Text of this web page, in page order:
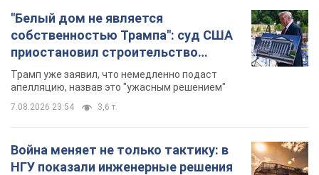
"Белый дом не является
собственностью Трампа": суд США
приостановил строительство
бального зала стоимостью 400 млн
долларов
Трамп уже заявил, что немедленно подаст
апелляцию, назвав это "ужасным решением"
7.08.2026 23:54 3,6 т.
Война меняет не только тактику: в
НГУ показали инженерные решения